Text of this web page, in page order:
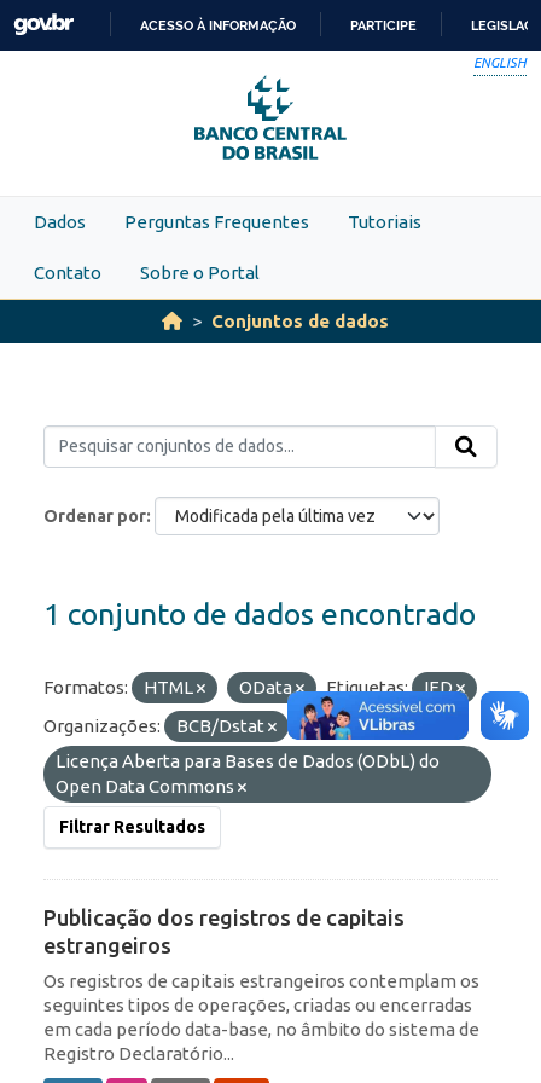
Skip to main content
PARA
O
CONTEÚDO
ACESSO À INFORMAÇÃO PARTICIPE
ENGLISH
Dados Perguntas Frequentes Tutoriais
Contato Sobre o Portal
Conjuntos de dados
Ordenar por
1 conjunto de dados encontrado
Formatos: HTML OData Etiquetas:
IED
Organizações:
BCB/Dstat
Licenças:
Licença Aberta para Bases de Dados (ODbL) do
Open Data Commons
Filtrar Resultados
Publicação dos registros de capitais
estrangeiros
Os registros de capitais estrangeiros contemplam os
seguintes tipos de operações, criadas ou encerradas
em cada período data-base, no âmbito do sistema de
Registro Declaratório...